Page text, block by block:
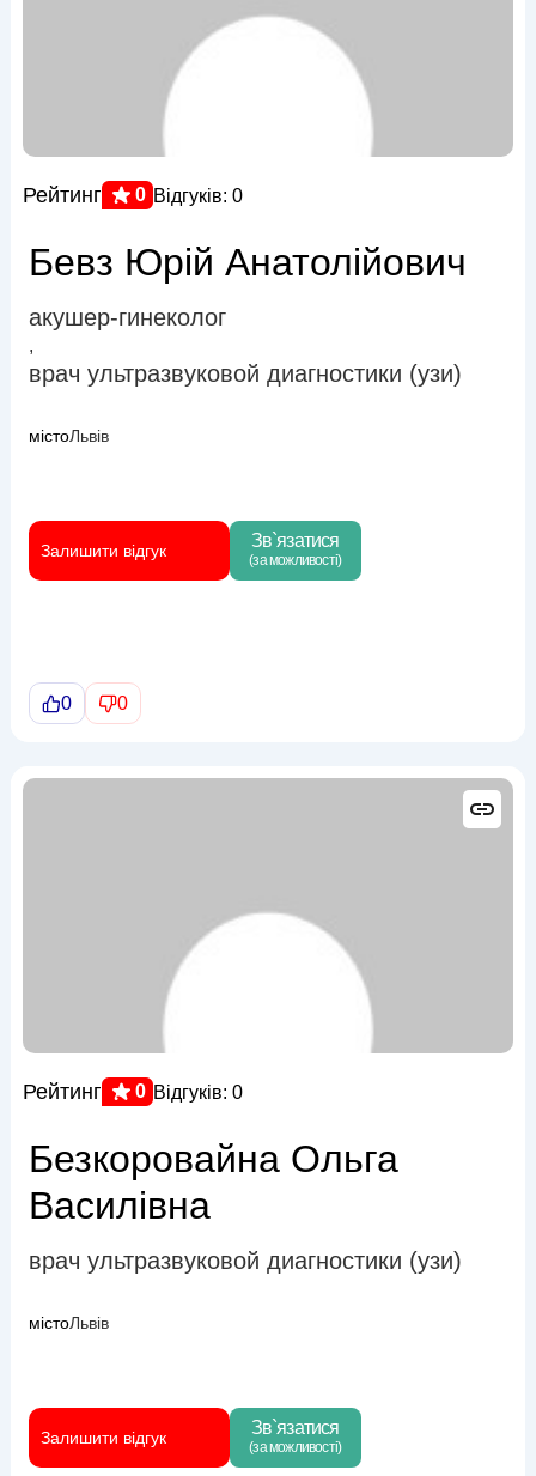
Рейтинг 0 Відгуків: 0
Бевз Юрій Анатолійович
акушер-гинеколог
,
врач ультразвуковой диагностики (узи)
містоЛьвів
Залишити відгук Зв`язатися
(за можливості)
0 0
Рейтинг 0 Відгуків: 0
Безкоровайна Ольга
Василівна
врач ультразвуковой диагностики (узи)
містоЛьвів
Залишити відгук Зв`язатися
(за можливості)